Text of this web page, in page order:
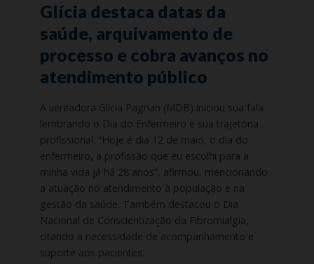
Glícia destaca datas da
saúde, arquivamento de
processo e cobra avanços no
atendimento público
A vereadora Glícia Pagnan (MDB) iniciou sua fala
lembrando o Dia do Enfermeiro e sua trajetória
profissional. “Hoje é dia 12 de maio, o dia do
enfermeiro, a profissão que eu escolhi para a
minha vida já há 28 anos”, afirmou, mencionando
a atuação no atendimento à população e na
gestão da saúde. Também destacou o Dia
Nacional de Conscientização da Fibromialgia,
citando a necessidade de acompanhamento e
suporte aos pacientes.